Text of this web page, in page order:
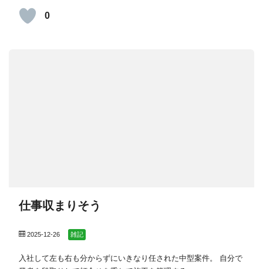
0
仕事収まりそう
2025-12-26 雑記
入社して左も右も分からずにいきなり任された中型案件。 自分で